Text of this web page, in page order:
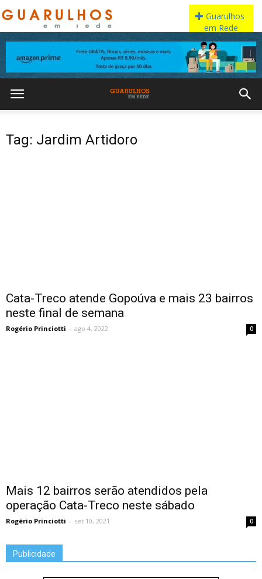
Tag: Jardim Artidoro
Cata-Treco atende Gopoúva e mais 23 bairros
neste final de semana
Rogério Princiotti - ago 4, 2022 0
Mais 12 bairros serão atendidos pela
operação Cata-Treco neste sábado
Rogério Princiotti - set 10, 2021 0
Publicidade